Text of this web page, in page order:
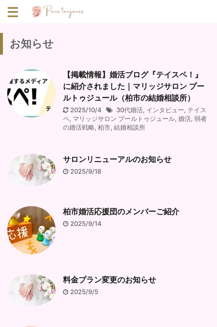
お知らせ
【掲載情報】婚活ブログ『テイスペ！』
に紹介されました｜マリッジサロン プー
ルトゥジュール（柏市の結婚相談所）
2025/10/4 30代婚活, インタビュー, テイス
ペ, マリッジサロン プールトゥジュール, 婚活, 弱者
の婚活戦略, 柏市, 結婚相談所
サロンリニューアルのお知らせ
2025/9/18
柏市婚活応援団のメンバーご紹介
2025/9/14
料金プラン変更のお知らせ
2025/9/5